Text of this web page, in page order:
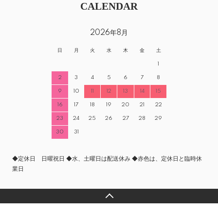
CALENDAR
2026年8月
日 月 火 水 木 金 土
1
2 3 4 5 6 7 8
9 10 11 12 13 14 15
16 17 18 19 20 21 22
23 24 25 26 27 28 29
30 31
◆定休日 日曜祝日 ◆水、土曜日は配送休み ◆赤色は、定休日と臨時休
業日